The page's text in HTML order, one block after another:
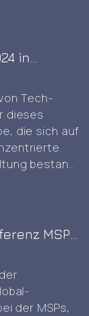
von
nicht
in
Tech-
dieses
die sich auf
bestand
MSP
der MSPs,